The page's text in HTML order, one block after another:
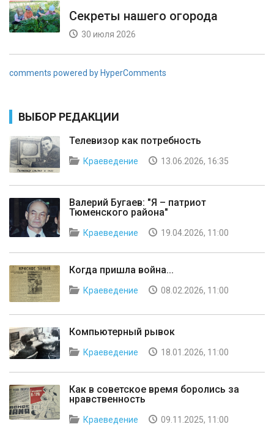
Секреты нашего огорода
30 июля 2026
comments powered by HyperComments
ВЫБОР РЕДАКЦИИ
Телевизор как потребность
Краеведение 13.06.2026, 16:35
Валерий Бугаев: "Я – патриот
Тюменского района"
Краеведение 19.04.2026, 11:00
Когда пришла война...
Краеведение 08.02.2026, 11:00
Компьютерный рывок
Краеведение 18.01.2026, 11:00
Как в советское время боролись за
нравственность
Краеведение 09.11.2025, 11:00